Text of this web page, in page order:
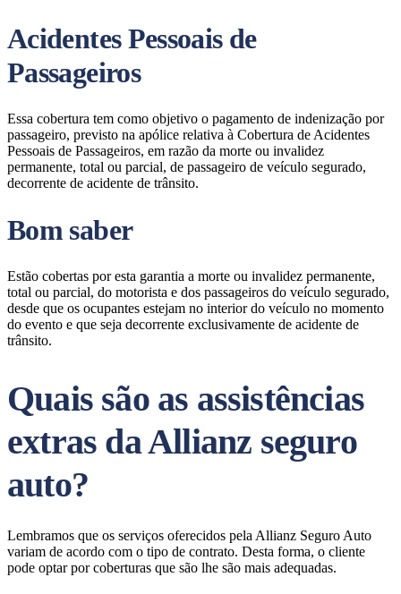
Acidentes Pessoais de
Passageiros
Essa cobertura tem como objetivo o pagamento de indenização por
passageiro, previsto na apólice relativa à Cobertura de Acidentes
Pessoais de Passageiros, em razão da morte ou invalidez
permanente, total ou parcial, de passageiro de veículo segurado,
decorrente de acidente de trânsito.
Bom saber
Estão cobertas por esta garantia a morte ou invalidez permanente,
total ou parcial, do motorista e dos passageiros do veículo segurado,
desde que os ocupantes estejam no interior do veículo no momento
do evento e que seja decorrente exclusivamente de acidente de
trânsito.
Quais são as assistências
extras da Allianz seguro
auto?
Lembramos que os serviços oferecidos pela Allianz Seguro Auto
variam de acordo com o tipo de contrato. Desta forma, o cliente
pode optar por coberturas que são lhe são mais adequadas.